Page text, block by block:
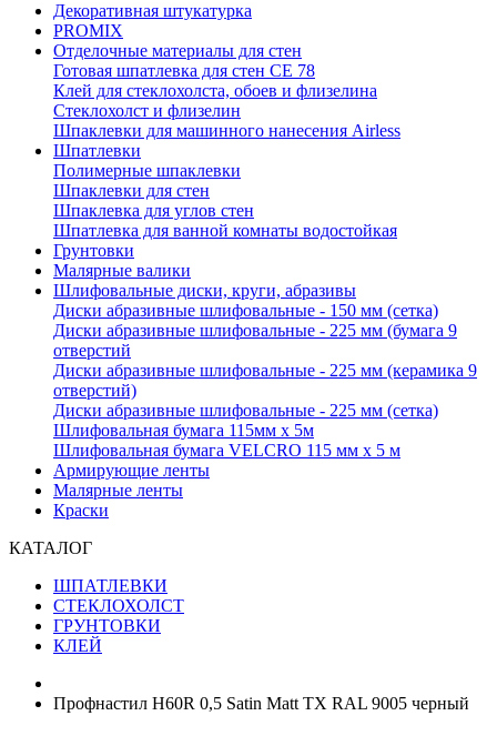
Декоративная штукатурка
PROMIX
Отделочные материалы для стен
Готовая шпатлевка для стен CE 78
Клей для стеклохолста, обоев и флизелина
Стеклохолст и флизелин
Шпаклевки для машинного нанесения Airless
Шпатлевки
Полимерные шпаклевки
Шпаклевки для стен
Шпаклевка для углов стен
Шпатлевка для ванной комнаты водостойкая
Грунтовки
Малярные валики
Шлифовальные диски, круги, абразивы
Диски абразивные шлифовальные - 150 мм (сетка)
Диски абразивные шлифовальные - 225 мм (бумага 9
отверстий
Диски абразивные шлифовальные - 225 мм (керамика 9
отверстий)
Диски абразивные шлифовальные - 225 мм (сетка)
Шлифовальная бумага 115мм х 5м
Шлифовальная бумага VELCRO 115 мм х 5 м
Армирующие ленты
Малярные ленты
Краски
КАТАЛОГ
ШПАТЛЕВКИ
СТЕКЛОХОЛСТ
ГРУНТОВКИ
КЛЕЙ
Профнастил H60R 0,5 Satin Matt TX RAL 9005 черный